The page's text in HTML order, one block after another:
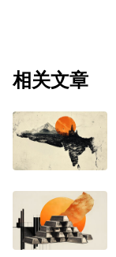
相关文章